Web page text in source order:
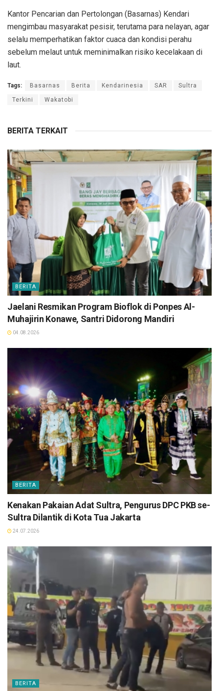
Kantor Pencarian dan Pertolongan (Basarnas) Kendari
mengimbau masyarakat pesisir, terutama para nelayan, agar
selalu memperhatikan faktor cuaca dan kondisi perahu
sebelum melaut untuk meminimalkan risiko kecelakaan di
laut.
Tags: Basarnas Berita Kendarinesia SAR Sultra
Terkini Wakatobi
BERITA TERKAIT
BERITA
Jaelani Resmikan Program Bioflok di Ponpes Al-
Muhajirin Konawe, Santri Didorong Mandiri
04.08.2026
BERITA
Kenakan Pakaian Adat Sultra, Pengurus DPC PKB se-
Sultra Dilantik di Kota Tua Jakarta
24.07.2026
BERITA